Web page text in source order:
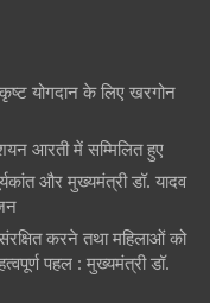
योगदान के लिए खरगोन
आरती में सम्मिलित हुए
और मुख्यमंत्री डॉ. यादव
करने तथा महिलाओं को
पहल : मुख्यमंत्री डॉ.